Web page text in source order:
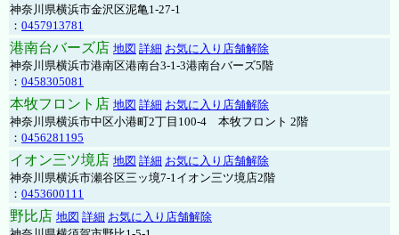
神奈川県横浜市金沢区泥亀1-27-1
： 0457913781
港南台バーズ店 地図 詳細 お気に入り店舗解除
神奈川県横浜市港南区港南台3-1-3港南台バーズ5階
： 0458305081
本牧フロント店 地図 詳細 お気に入り店舗解除
神奈川県横浜市中区小港町2丁目100-4 本牧フロント 2階
： 0456281195
イオン三ツ境店 地図 詳細 お気に入り店舗解除
神奈川県横浜市瀬谷区三ッ境7-1イオン三ツ境店2階
： 0453600111
野比店 地図 詳細 お気に入り店舗解除